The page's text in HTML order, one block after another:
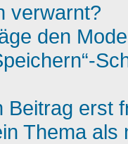
verwarnt?
den
Beitrag erst
Thema als